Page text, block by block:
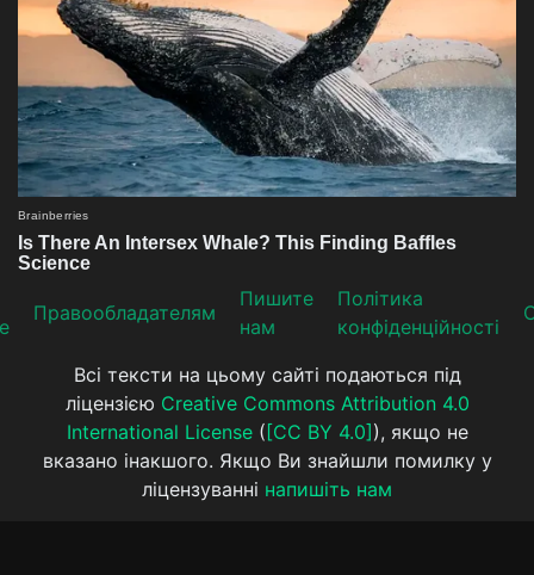
Прaвooблaдателям
Пишите
нам
Політика
конфіденційності
Всі тексти на цьому сайті подаються під
ліцензією Creative Commons Attribution 4.0
International License( [CC BY 4.0] ), якщо не
вказано інакшого. Якщо Ви знайшли помилку у
ліцензуванні напишіть нам